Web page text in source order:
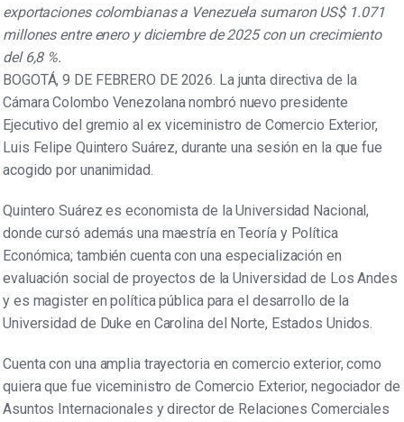
exportaciones colombianas a Venezuela sumaron US$ 1.071
millones entre enero y diciembre de 2025 con un crecimiento
del 6,8 %.
BOGOTÁ, 9 DE FEBRERO DE 2026. La junta directiva de la
Cámara Colombo Venezolana nombró nuevo presidente
Ejecutivo del gremio al ex viceministro de Comercio Exterior,
Luis Felipe Quintero Suárez, durante una sesión en la que fue
acogido por unanimidad.
Quintero Suárez es economista de la Universidad Nacional,
donde cursó además una maestría en Teoría y Política
Económica; también cuenta con una especialización en
evaluación social de proyectos de la Universidad de Los Andes
y es magister en política pública para el desarrollo de la
Universidad de Duke en Carolina del Norte, Estados Unidos.
Cuenta con una amplia trayectoria en comercio exterior, como
quiera que fue viceministro de Comercio Exterior, negociador de
Asuntos Internacionales y director de Relaciones Comerciales